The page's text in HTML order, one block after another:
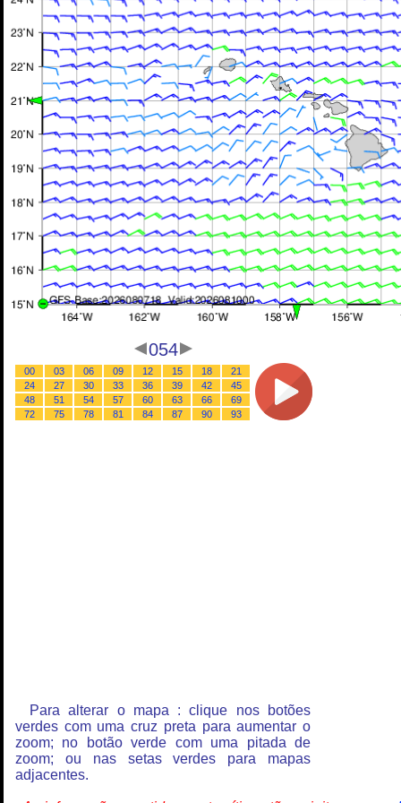
054
00 03 06 09 12 15 18
21
24
27 30 33 36 39 42
45
48
51 54 57 60 63 66
69
72
75 78 81 84 87 90 93
Para alterar o mapa : clique nos botões
verdes com uma cruz preta para aumentar o
zoom; no botão verde com uma pitada de
zoom; ou nas setas verdes para mapas
adjacentes.